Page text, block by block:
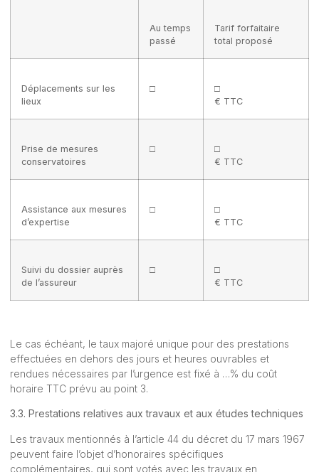
Au temps
passé
Tarif forfaitaire
total proposé
Déplacements sur les
lieux
□
□
€ TTC
Prise de mesures
conservatoires
□
□
€ TTC
Assistance aux mesures
d’expertise
□
□
€ TTC
Suivi du dossier auprès
de l’assureur
□
□
€ TTC
Le cas échéant, le taux majoré unique pour des prestations
effectuées en dehors des jours et heures ouvrables et
rendues nécessaires par l’urgence est fixé à …% du coût
horaire TTC prévu au point 3.
3.3. Prestations relatives aux travaux et aux études techniques
Les travaux mentionnés à l’article 44 du décret du 17 mars 1967
peuvent faire l’objet d’honoraires spécifiques
complémentaires, qui sont votés avec les travaux en